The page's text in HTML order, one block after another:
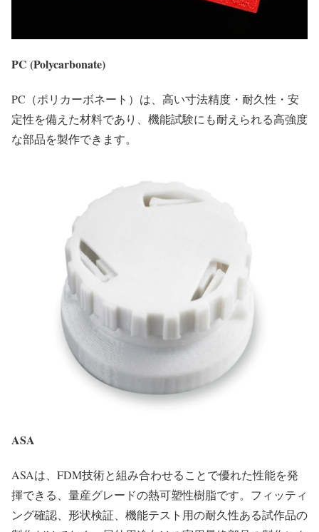
PC (Polycarbonate)
PC（ポリカーボネート）は、高い寸法精度・耐久性・安
定性を備えた材料であり、機能試験にも耐えられる高強度
な部品を製作できます。
ASA
ASAは、FDM技術と組み合わせることで優れた性能を発
揮できる、量産グレードの熱可塑性樹脂です。フィッティ
ング確認、形状検証、機能テスト用の耐久性ある試作品の